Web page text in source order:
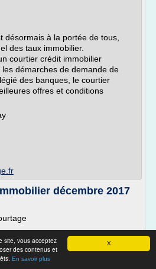
X
site, vous acceptez
des contenus et
En savoir plus
désormais à la portée de tous,
des taux immobilier.
courtier crédit immobilier
démarches de demande de
des banques, le courtier
offres et conditions
décembre 2017
à la portée de tous,
taux immobilier.